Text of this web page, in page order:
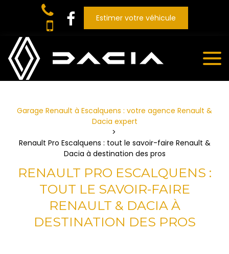
Estimer votre véhicule
Garage Renault à Escalquens : votre agence Renault &
Dacia expert
Renault Pro Escalquens : tout le savoir-faire Renault &
Dacia à destination des pros
RENAULT PRO ESCALQUENS :
TOUT LE SAVOIR-FAIRE
RENAULT & DACIA À
DESTINATION DES PROS
Panneau de gestion des cookies